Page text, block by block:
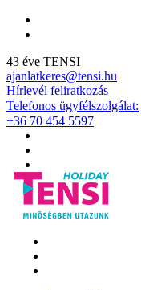
43 éve TENSI
ajanlatkeres@tensi.hu
Hírlevél feliratkozás
Telefonos ügyfélszolgálat:
+36 70 454 5597